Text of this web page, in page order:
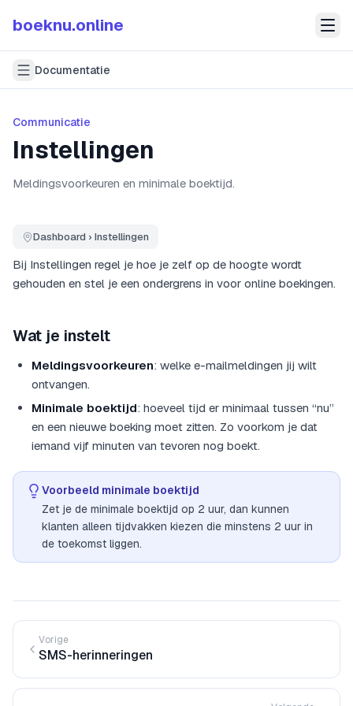
boeknu.online
Documentatie
Communicatie
Instellingen
Meldingsvoorkeuren en minimale boektijd.
Dashboard › Instellingen
Bij Instellingen regel je hoe je zelf op de hoogte wordt
gehouden en stel je een ondergrens in voor online boekingen.
Wat je instelt
Meldingsvoorkeuren: welke e-mailmeldingen jij wilt
ontvangen.
Minimale boektijd: hoeveel tijd er minimaal tussen “nu”
en een nieuwe boeking moet zitten. Zo voorkom je dat
iemand vijf minuten van tevoren nog boekt.
Voorbeeld minimale boektijd
Zet je de minimale boektijd op 2 uur, dan kunnen
klanten alleen tijdvakken kiezen die minstens 2 uur in
de toekomst liggen.
Vorige
SMS-herinneringen